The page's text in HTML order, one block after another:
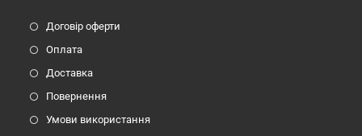
застосунку
Договір оферти
Оплата
Доставка
Повернення
Умови використання